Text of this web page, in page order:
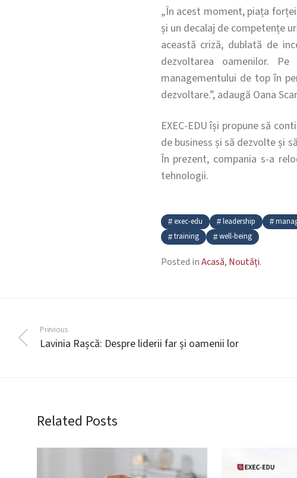
„În acest moment, piața
și un decalaj de competențe
această criză, dublată de
dezvoltarea oamenilor.
managementului de top în
dezvoltare.”, adaugă Oana
EXEC-EDU își propune să
de business și să dezvolte și
În prezent, compania s-a
tehnologii.
exec-edu leadership
training
well-being
Posted inAcasă, Noutăți.
Previous
Lavinia Rașcă: Despre liderii far și oamenii lor
Related Posts